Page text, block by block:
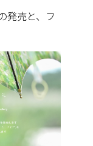
発売と、フ